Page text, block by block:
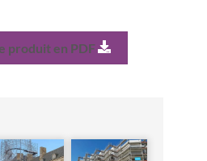
produit en PDF